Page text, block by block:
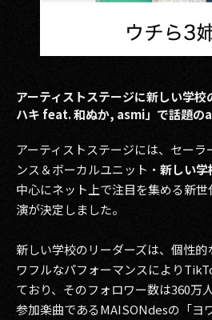
アーティストステージに新しい学
ハキ feat. 和ぬか, asmi」で話題の
アーティストステージには、セー
ンス＆ボーカルユニット・ 新しい学
中心にネット上で注目を集める新世
演が決定しました。
新しい学校のリーダーズは、個性
ワフルなパフォーマンスにより
ており、そのフォロワー数は360万
参加楽曲であるMAISONdesの「ヨ